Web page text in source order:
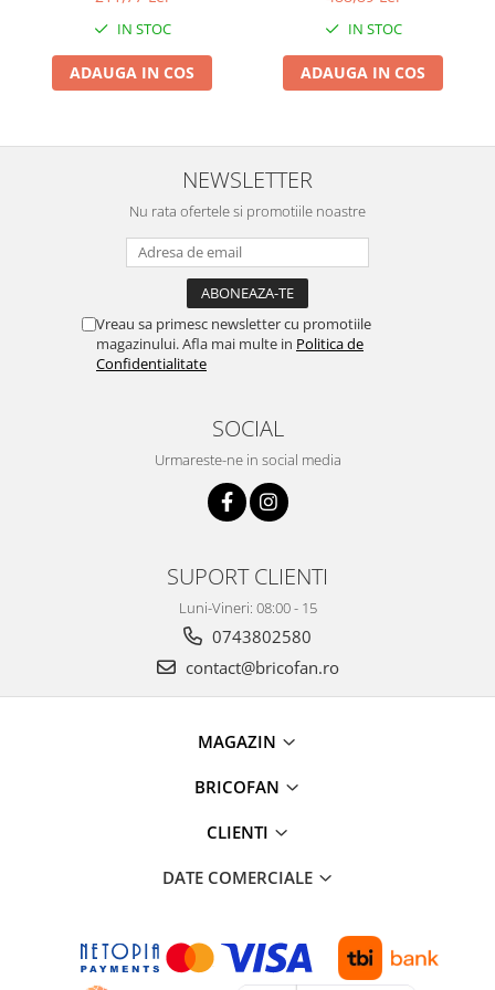
Chiuvete bucatarie compozit
Chiuvete inox
Coloane de dus
Robineti
Climatizare si echipamente de
Aere conditionate
Echipamente pt incalzire
Paturi electrice cu incalzire
Sobe pe lemne
Kituri de siguranta si supravietuire
Kit-uri Supravietuire si Accesorii
Accesorii ingrijire casa
Accesorii maturi, mopuri si galeti
Cutii depozitare medicamente
Dulapuri si rafturi de depozitare
Stergatoare geam
IN STOC
ADAUGA IN COS
IN STOC
ADAUGA IN COS
NEWSLETTER
Nu rata ofertele si promotiile noastre
Vreau sa primesc newsletter cu promotiile
magazinului. Afla mai multe in Politica de
Confidentialitate
SOCIAL
Urmareste-ne in social media
SUPORT CLIENTI
Luni-Vineri: 08:00 - 15
0743802580
contact@bricofan.ro
MAGAZIN
BRICOFAN
CLIENTI
DATE COMERCIALE